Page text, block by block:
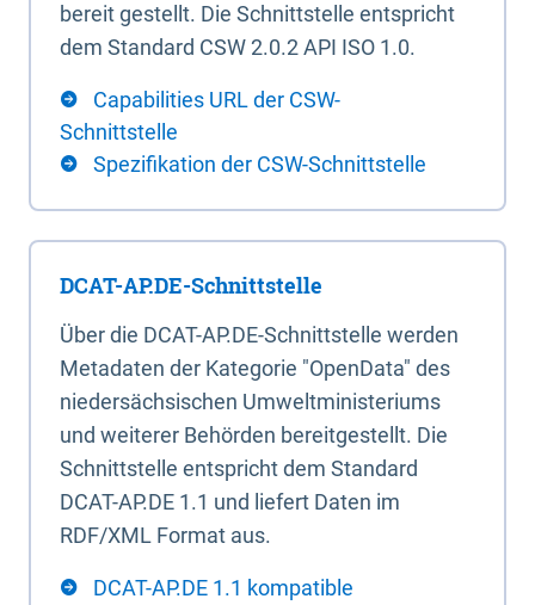
bereit gestellt. Die Schnittstelle entspricht
dem Standard CSW 2.0.2 API ISO 1.0.
Capabilities URL der CSW-
Schnittstelle
Spezifikation der CSW-Schnittstelle
DCAT-AP.DE-Schnittstelle
Über die DCAT-AP.DE-Schnittstelle werden
Metadaten der Kategorie "OpenData" des
niedersächsischen Umweltministeriums
und weiterer Behörden bereitgestellt. Die
Schnittstelle entspricht dem Standard
DCAT-AP.DE 1.1 und liefert Daten im
RDF/XML Format aus.
DCAT-AP.DE 1.1 kompatible